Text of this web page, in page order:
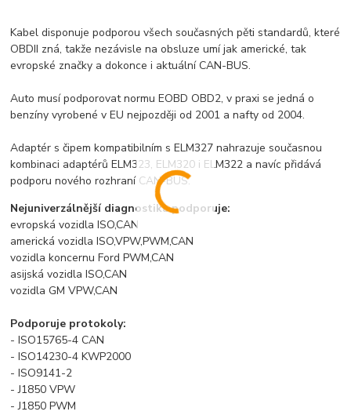
Kabel disponuje podporou všech současných pěti standardů, které
OBDII zná, takže nezávisle na obsluze umí jak americké, tak
evropské značky a dokonce i aktuální CAN-BUS.
Auto musí podporovat normu EOBD OBD2, v praxi se jedná o
benzíny vyrobené v EU nejpozději od 2001 a nafty od 2004.
Adaptér s čipem kompatibilním s ELM327 nahrazuje současnou
kombinaci adaptérů ELM323, ELM320 i ELM322 a navíc přidává
podporu nového rozhraní CAN-BUS.
Nejuniverzálnější diagnostika podporuje:
evropská vozidla ISO,CAN
americká vozidla ISO,VPW,PWM,CAN
vozidla koncernu Ford PWM,CAN
asijská vozidla ISO,CAN
vozidla GM VPW,CAN
Podporuje protokoly:
- ISO15765-4 CAN
- ISO14230-4 KWP2000
- ISO9141-2
- J1850 VPW
- J1850 PWM